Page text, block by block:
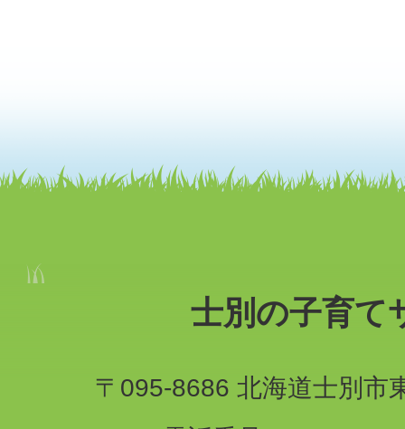
士別の子育て
〒095-8686 北海道士別市